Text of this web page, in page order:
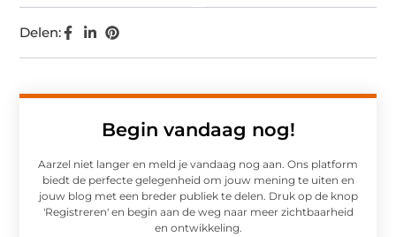
Begin vandaag nog!
Aarzel niet langer en meld je vandaag nog aan. Ons platform
biedt de perfecte gelegenheid om jouw mening te uiten en
jouw blog met een breder publiek te delen. Druk op de knop
'Registreren' en begin aan de weg naar meer zichtbaarheid
en ontwikkeling.
Delen: